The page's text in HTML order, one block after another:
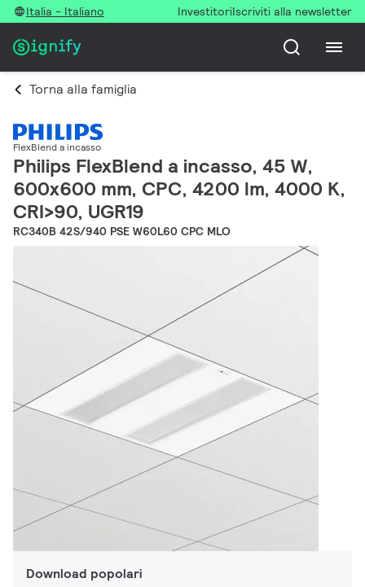
Italia - Italiano InvestitoriIscriviti alla newsletter
Torna alla famiglia
FlexBlend a incasso
Philips FlexBlend a incasso, 45 W,
600x600 mm, CPC, 4200 lm, 4000 K,
CRI>90, UGR19
RC340B 42S/940 PSE W60L60 CPC MLO
Download popolari